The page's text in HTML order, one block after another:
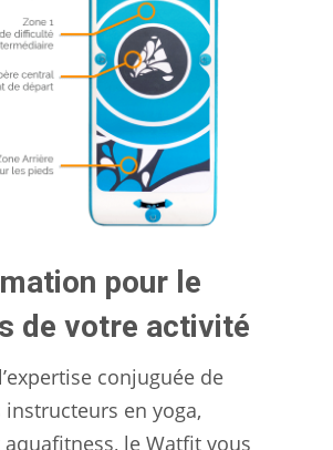
pour le
de votre activité
conjuguée de
en yoga,
le Watfit vous